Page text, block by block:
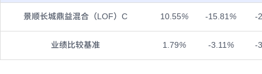
景顺长城鼎益混合（LOF）C 10.55% -15.81 % -
业绩比较基准 1.79% -3.11 % -